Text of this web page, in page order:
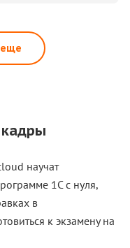
научат
1С с нуля,
в
к экзамену на